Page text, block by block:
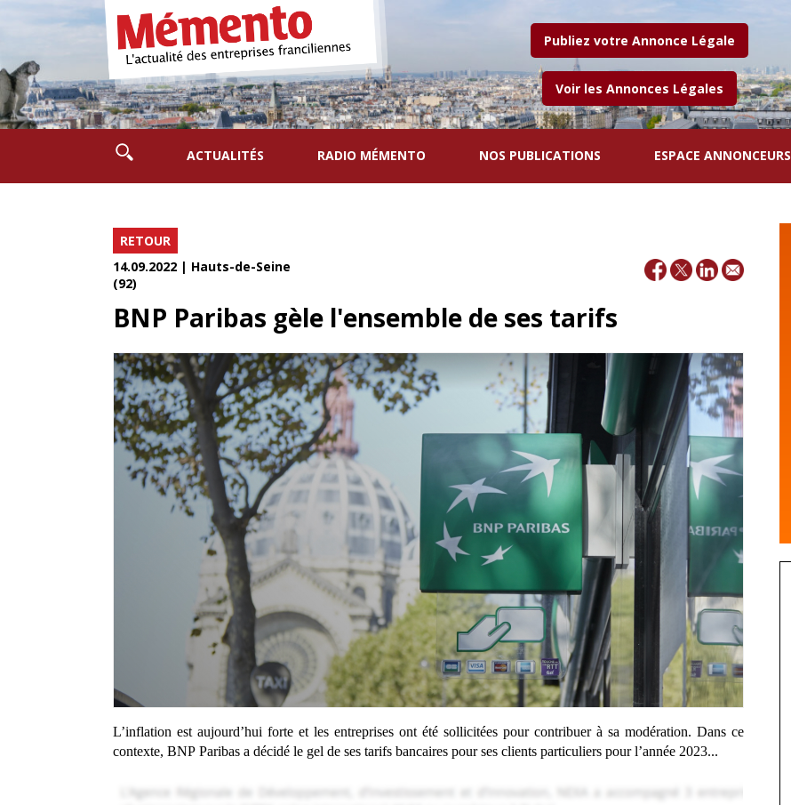
Publiez votre Annonce Légale
Voir les Annonces Légales
ACTUALITÉS RADIO MÉMENTO NOS PUBLICATIONS ESPACE ANNONCEURS
RETOUR
14.09.2022 | Hauts-de-Seine
(92)
BNP Paribas gèle l'ensemble de ses tarifs
L’inflation est aujourd’hui forte et les entreprises ont été sollicitées pour contribuer à sa modération. Dans ce
contexte, BNP Paribas a décidé le gel de ses tarifs bancaires pour ses clients particuliers pour l’année 2023...